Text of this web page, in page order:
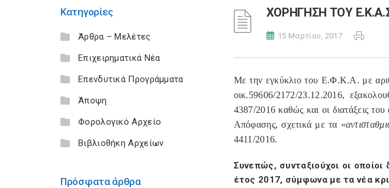
Κατηγορίες
Άρθρα – Μελέτες
Επιχειρηματικά Νέα
Επενδυτικά Προγράμματα
Άποψη
Φορολογικό Αρχείο
Βιβλιοθήκη Αρχείων
Πρόσφατα άρθρα
ΧΟΡΗΓΗΣΗ ΤΟΥ
15 Μαρτίου, 2017
Με την εγκύκλιο του Ε.Φ.Κ.Α. με
οικ.59606/2172/23.12.2016,
4387/2016 καθώς και οι διατάξεις
Απόφασης, σχετικά με τα «
4411/2016.
Συνεπώς, συνταξιούχοι οι
έτος 2017, σύμφωνα με τα νέα